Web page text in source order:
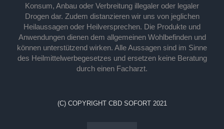
Konsum, Anbau oder Verbreitung illegaler oder legaler
Drogen dar. Zudem distanzieren wir uns von jeglichen
Heilaussagen oder Heilversprechen. Die Produkte und
Anwendungen dienen dem allgemeinen Wohlbefinden und
können unterstützend wirken. Alle Aussagen sind im Sinne
des Heilmittelwerbegesetzes und ersetzen keine Beratung
durch einen Facharzt.
(C) COPYRIGHT CBD SOFORT 2021